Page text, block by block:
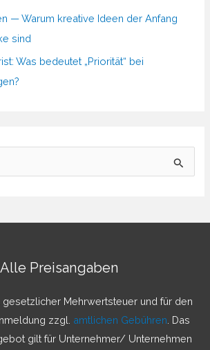
— Warum kreative Ideen der Anfang
sind
Was bedeutet „Priorität“ bei
Preisangaben
gesetzlicher Mehrwertsteuer und für den
zzgl. amtlichen Gebühren . Das
gilt für Unternehmer/ Unternehmen